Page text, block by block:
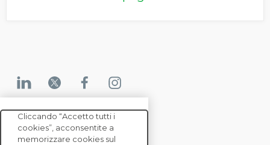
CONTATTACI
Cliccando “Accetto tutti i
cookies”, acconsentite a
memorizzare cookies sul